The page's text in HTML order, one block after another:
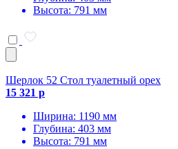
Высота: 791 мм
Шерлок 52 Стол туалетный орех
15 321 р
Ширина: 1190 мм
Глубина: 403 мм
Высота: 791 мм